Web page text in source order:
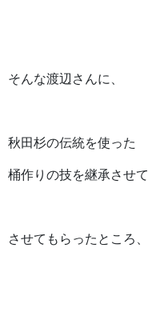
そんな渡辺さんに、
秋田杉の伝統を使った
桶作りの技を継承させ
させてもらったところ、